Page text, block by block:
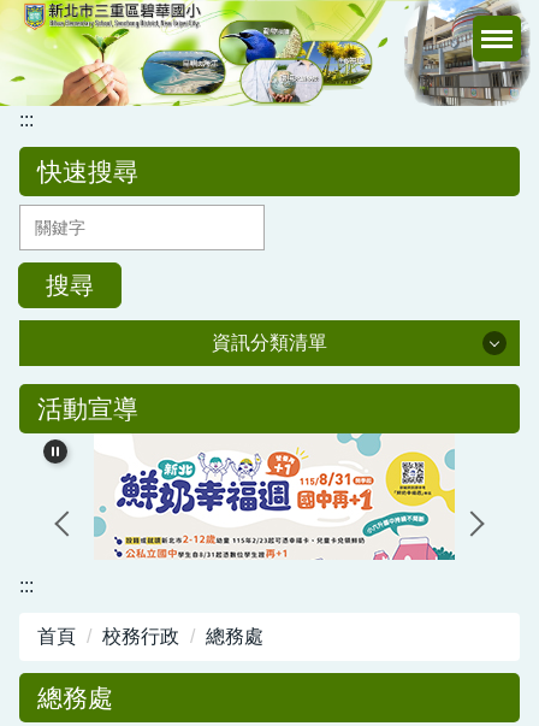
跳
到
主
要
區
:::
快速搜尋
搜尋
資訊分類清單
公務專區
校務行政
公告訊息
資訊中心
活動宣導
:::
首頁 校務行政 總務處
總務處